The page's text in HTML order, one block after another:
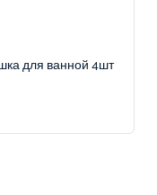
для ванной 4шт